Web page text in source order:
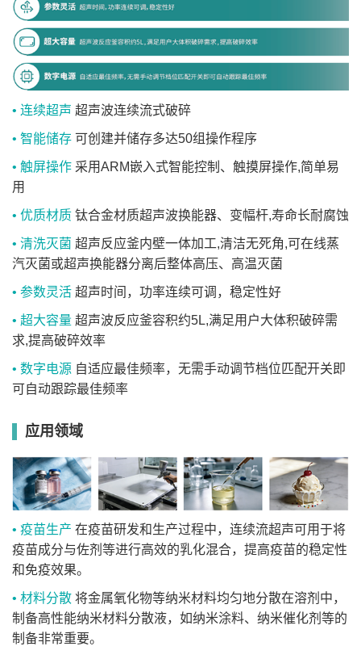
• 连续超声 超声波连续流式破碎
• 智能储存 可创建并储存多达50组操作程序
• 触屏操作 采用ARM嵌入式智能控制、触摸屏操作,简单易
用
• 优质材质 钛合金材质超声波换能器、变幅杆,寿命长耐腐蚀
• 清洗灭菌 超声反应釜内壁一体加工,清洁无死角,可在线蒸
汽灭菌或超声换能器分离后整体高压、高温灭菌
• 参数灵活 超声时间，功率连续可调，稳定性好
• 超大容量 超声波反应釜容积约5L,满足用户大体积破碎需
求,提高破碎效率
• 数字电源 自适应最佳频率，无需手动调节档位匹配开关即
可自动跟踪最佳频率
应用领域
• 疫苗生产 在疫苗研发和生产过程中，连续流超声可用于将
疫苗成分与佐剂等进行高效的乳化混合，提高疫苗的稳定性
和免疫效果。
• 材料分散 将金属氧化物等纳米材料均匀地分散在溶剂中，
制备高性能纳米材料分散液，如纳米涂料、纳米催化剂等的
制备非常重要。